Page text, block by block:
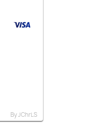
By JChrLS